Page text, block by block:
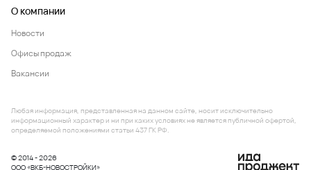
О компании
Новости
Офисы продаж
Вакансии
© 2014 - 2026
ООО «ВКБ-НОВОСТРОЙКИ»
Любая информация, представленная на данном сайте, носит исключительно
информационный характер и ни при каких условиях не является публичной офертой,
определяемой положениями статьи 437 ГК РФ.